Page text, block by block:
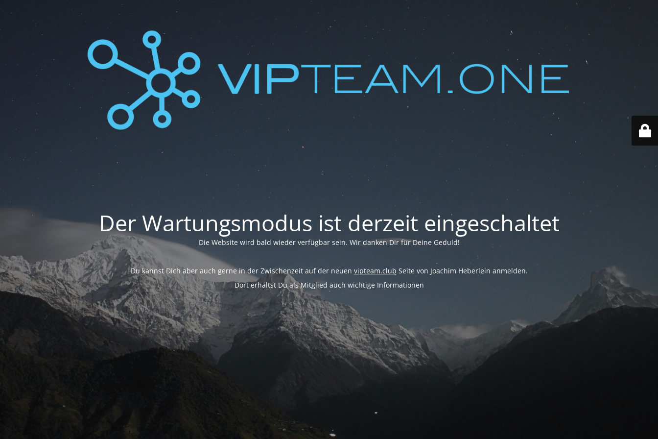
Der Wartungsmodus ist derzeit eingeschaltet
Die Website wird bald wieder verfügbar sein. Wir danken Dir für Deine Geduld!
Du kannst Dich aber auch gerne in der Zwischenzeit auf der neuen vipteam.club Seite von Joachim Heberlein anmelden.
Dort erhältst Du als Mitglied auch wichtige Informationen